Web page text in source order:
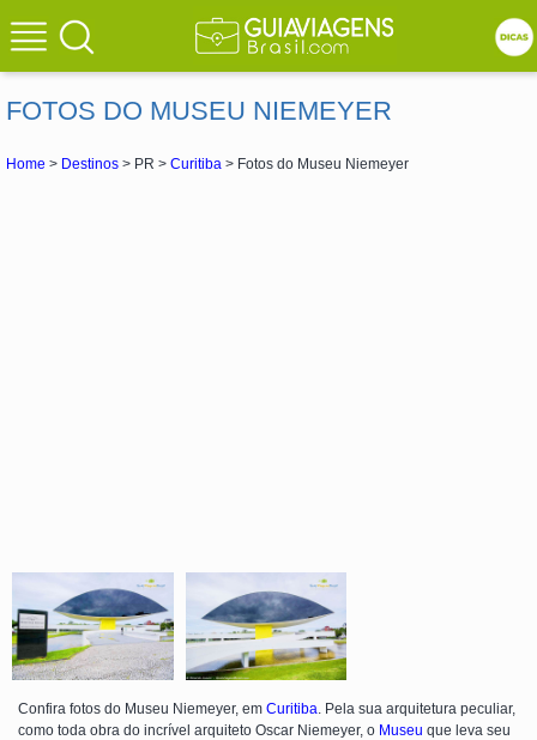
FOTOS DO MUSEU NIEMEYER
Home > Destinos > PR > Curitiba > Fotos do Museu Niemeyer
Confira fotos do Museu Niemeyer, em Curitiba . Pela sua arquitetura peculiar,
como toda obra do incrível arquiteto Oscar Niemeyer, o Museu que leva seu